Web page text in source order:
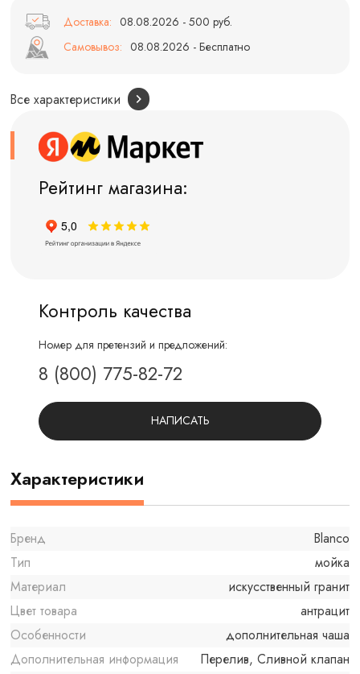
Доставка: 08.08.2026 - 500 руб.
Самовывоз: 08.08.2026 - Бесплатно
Все характеристики
Рейтинг магазина:
Контроль качества
Номер для претензий и предложений:
8 (800) 775-82-72
НАПИСАТЬ
Характеристики
Бренд
Blanco
Тип
мойка
Материал
искусственный гранит
Цвет товара
антрацит
Особенности
дополнительная чаша
Дополнительная информация
Перелив, Сливной клапан